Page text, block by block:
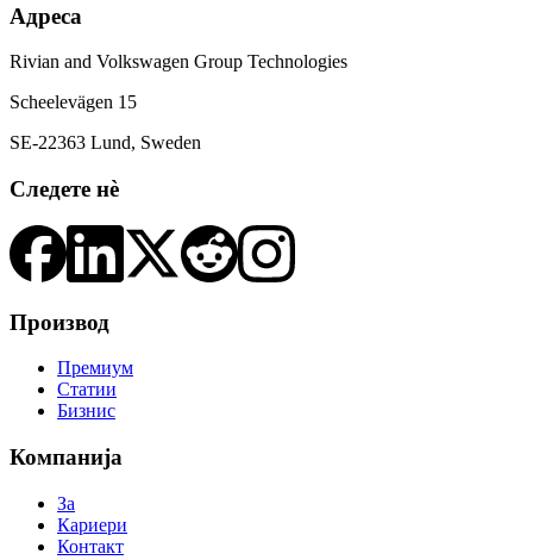
Адреса
Rivian and Volkswagen Group Technologies
Scheelevägen 15
SE-22363 Lund, Sweden
Следете нè
Производ
Премиум
Статии
Бизнис
Компанија
За
Кариери
Контакт